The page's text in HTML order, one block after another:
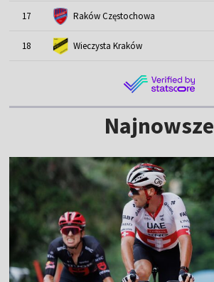
17 Raków Częstochowa
18 Wieczysta Kraków
Najnowsze